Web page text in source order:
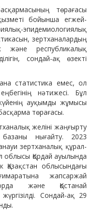
төрағасы
бойынша егжей-
эпидемиологиялық
зертханалардың
және республикалық
сондай-ақ өзекті
статистика емес, ол
нәтижесі. Бұл
ауқымды жұмысы
төрағасы.
желіні жаңғырту
нығайту. 2023
зертханалық құрал-
Қордай ауылында
Қазақстан облысындағы
жапсаржай
және Қостанай
Сондай-ақ 29